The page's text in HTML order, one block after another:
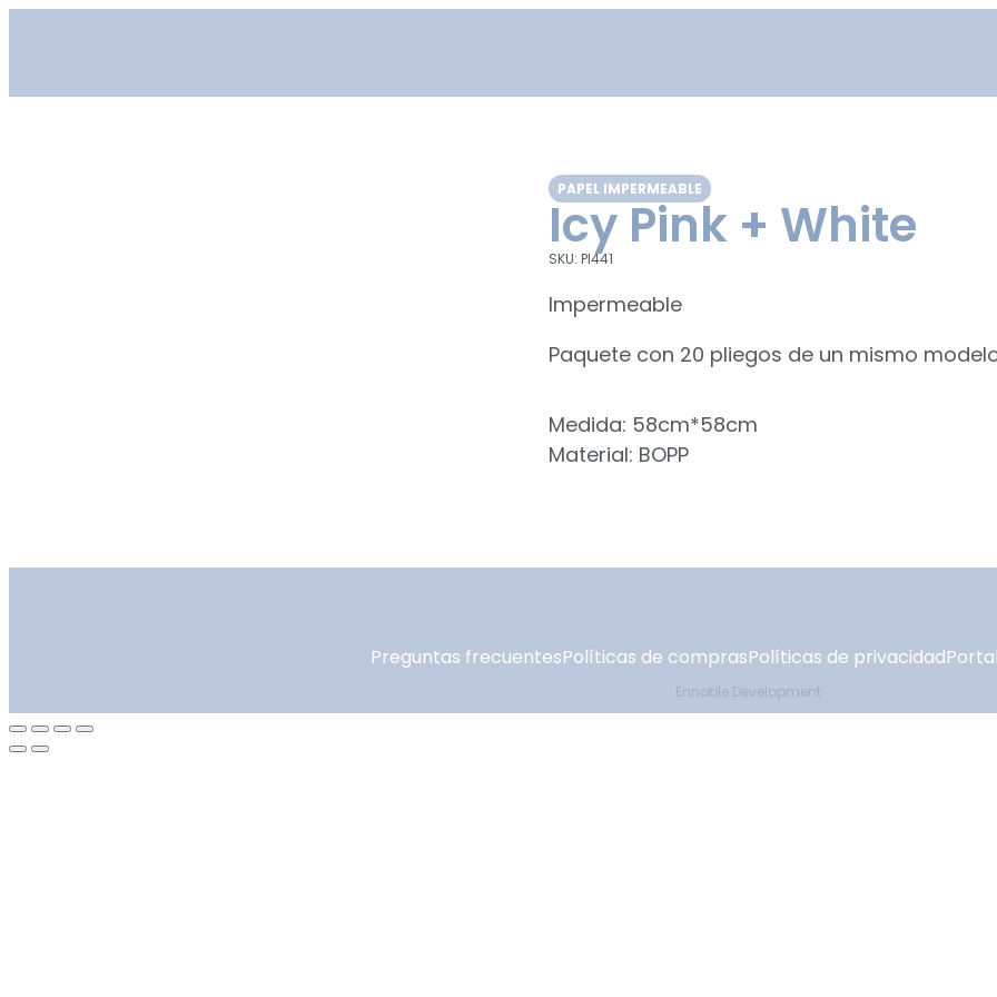
PAPEL IMPERMEABLE
Icy Pink + White
SKU: PI441
Impermeable
Paquete con 20 pliegos de un mismo
Medida: 58cm*58cm
Material: BOPP
Preguntas frecuentesPolíticas de comprasPolíticas de privacidad
Ennoble Development